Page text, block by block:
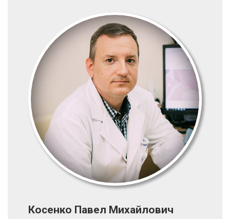
Косенко Павел Михайлович